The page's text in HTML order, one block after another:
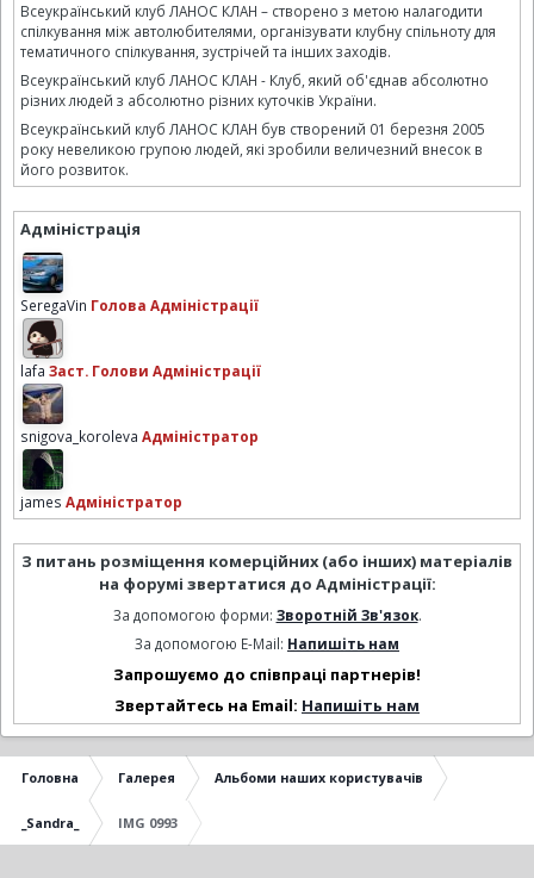
Всеукраїнський клуб ЛАНОС КЛАН – створено з метою налагодити
спілкування між автолюбителями, організувати клубну спільноту для
тематичного спілкування, зустрічей та інших заходів.
Всеукраїнський клуб ЛАНОС КЛАН - Клуб, який об'єднав абсолютно
різних людей з абсолютно різних куточків України.
Всеукраїнський клуб ЛАНОС КЛАН був створений 01 березня 2005
року невеликою групою людей, які зробили величезний внесок в
його розвиток.
Адміністрація
SeregaVin Голова Адміністрації
lafa Заст. Голови Адміністрації
snigova_koroleva Адміністратор
james Адміністратор
З питань розміщення комерційних (або інших) матеріалів
на форумі звертатися до Адміністрації:
За допомогою форми: Зворотній Зв'язок.
За допомогою E-Mail: Напишіть нам
Запрошуємо до співпраці партнерів!
Звертайтесь на Email: Напишіть нам
Головна Галерея Альбоми наших користувачів
_Sandra_ IMG 0993